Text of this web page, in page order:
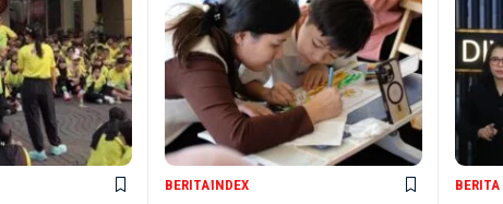
BERITAINDEX BERITA